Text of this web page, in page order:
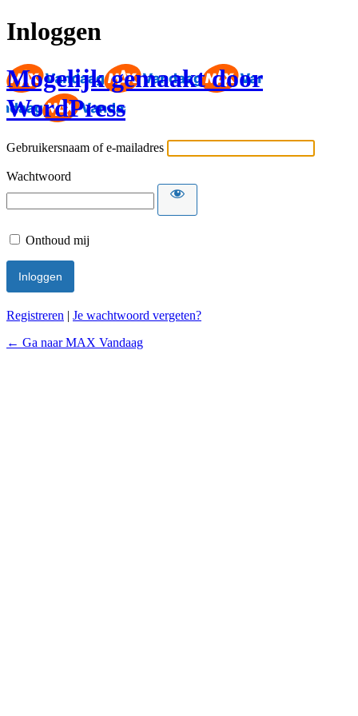
Inloggen
Mogelijk gemaakt door
WordPress
Gebruikersnaam of e-mailadres
Wachtwoord
Onthoud mij
Registreren | Je wachtwoord vergeten?
← Ga naar MAX Vandaag